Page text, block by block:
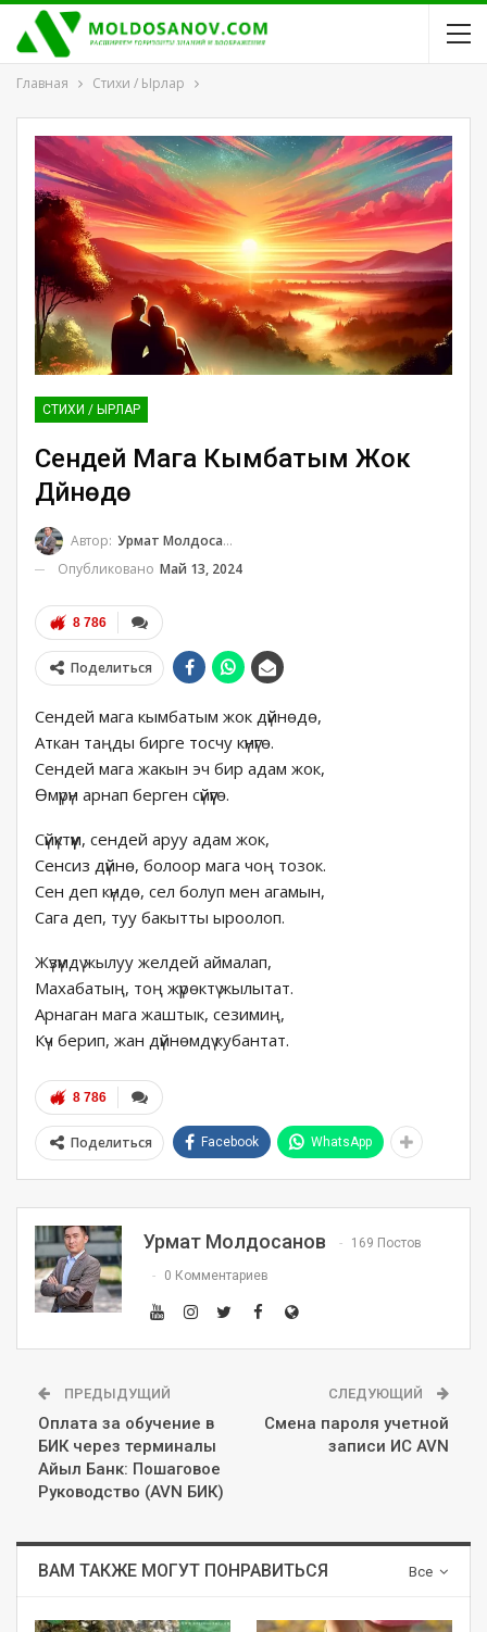
Главная Стихи / Ырлар
СТИХИ / ЫРЛАР
Сендей Мага Кымбатым Жок
Дүйнөдө
Автор: Урмат Молдосанов
Опубликовано Май 13, 2024
8 786
Поделиться
Сендей мага кымбатым жок дүйнөдө,
Аткан таңды бирге тосчу күнүгө.
Сендей мага жакын эч бир адам жок,
Өмүрүн арнап берген сүйүүгө.
Сүйүктүүм, сендей аруу адам жок,
Сенсиз дүйнө, болоор мага чоң тозок.
Сен деп күндө, сел болуп мен агамын,
Сага деп, туу бакытты ыроолоп.
Жүзүмдү жылуу желдей аймалап,
Махабатың, тоң жүрөктү жылытат.
Арнаган мага жаштык, сезимиң,
Күч берип, жан дүйнөмдү кубантат.
8 786
Поделиться Facebook WhatsApp
Урмат Молдосанов 169 Постов
0 Комментариев
ПРЕДЫДУЩИЙ
Оплата за обучение в
БИК через терминалы
Айыл Банк: Пошаговое
Руководство (AVN БИК)
СЛЕДУЮЩИЙ
Смена пароля учетной
записи ИС AVN
Все
ВАМ ТАКЖЕ МОГУТ ПОНРАВИТЬСЯ